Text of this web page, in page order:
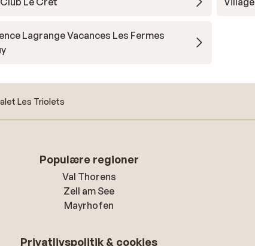
Lagrange Vacances Les Fermes
Les Triolets
Populære regioner
Val Thorens
Zell am See
Mayrhofen
Privatlivspolitik & cookies